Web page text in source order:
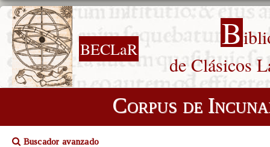
BECLaR B
de Clásicos
Corpus de
Buscador avanzado